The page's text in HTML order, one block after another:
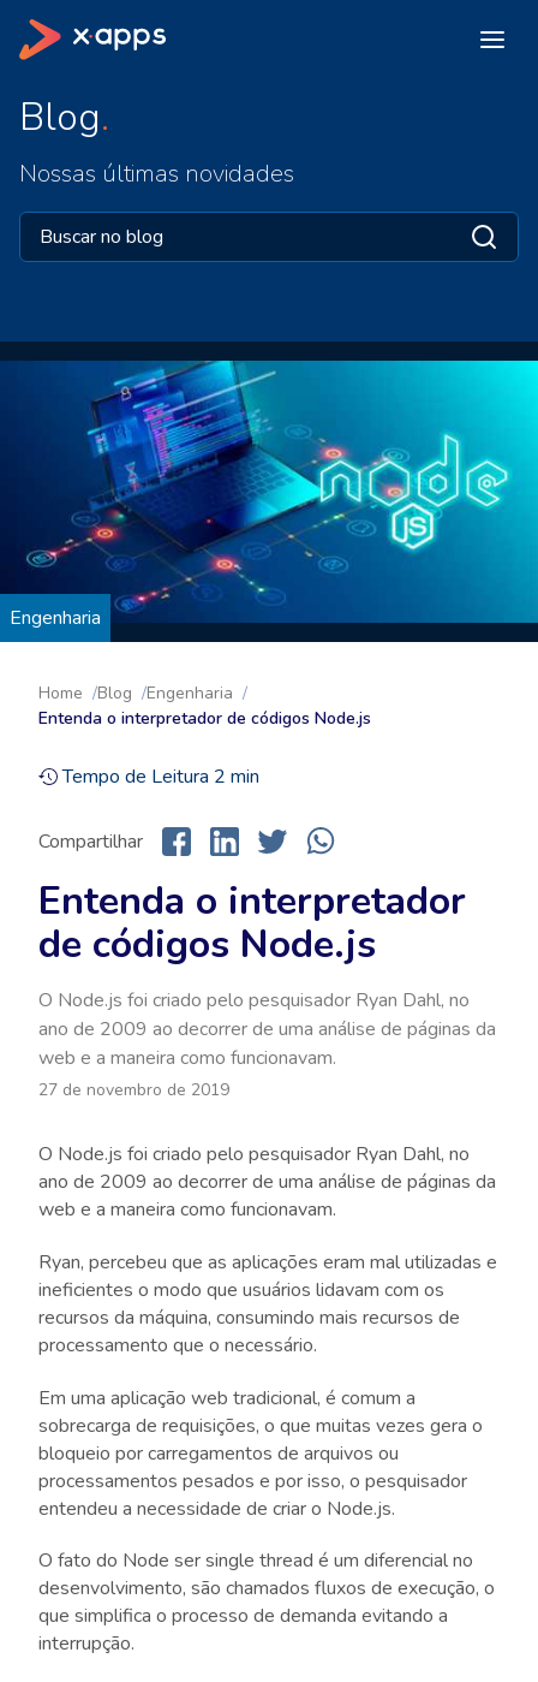
Blog
Nossas últimas novidades
Engenharia
Home Blog
Engenharia
Entenda o interpretador de códigos Node.js
Tempo de Leitura 2 min
Compartilhar
Entenda o interpretador
de códigos Node.js
O Node.js foi criado pelo pesquisador Ryan Dahl, no
ano de 2009 ao decorrer de uma análise de páginas da
web e a maneira como funcionavam.
27 de novembro de 2019
O Node.js foi criado pelo pesquisador Ryan Dahl, no
ano de 2009 ao decorrer de uma análise de páginas da
web e a maneira como funcionavam.
Ryan, percebeu que as aplicações eram mal utilizadas e
ineficientes o modo que usuários lidavam com os
recursos da máquina, consumindo mais recursos de
processamento que o necessário.
Em uma aplicação web tradicional, é comum a
sobrecarga de requisições, o que muitas vezes gera o
bloqueio por carregamentos de arquivos ou
processamentos pesados e por isso, o pesquisador
entendeu a necessidade de criar o Node.js.
O fato do Node ser single thread é um diferencial no
desenvolvimento, são chamados fluxos de execução, o
que simplifica o processo de demanda evitando a
interrupção.